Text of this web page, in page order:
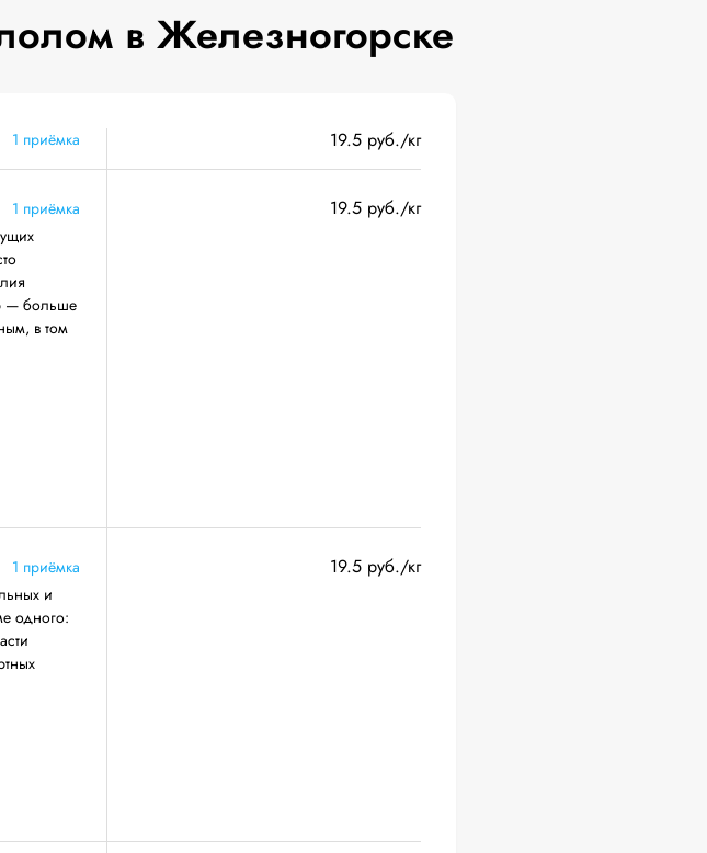
в Железногорске
1 приёмка 19.5 руб./кг
1 приёмка
— больше
в том
19.5 руб./кг
1 приёмка
и
одного:
19.5 руб./кг